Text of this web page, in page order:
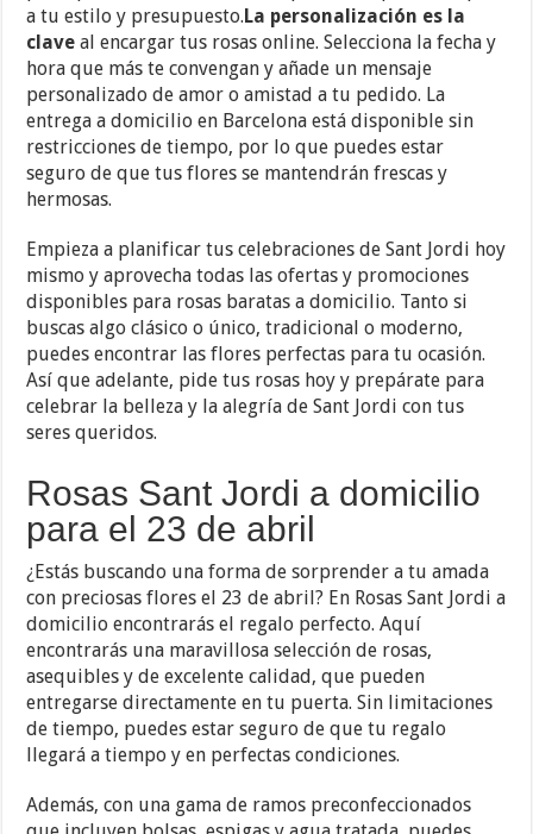
a tu estilo y presupuesto. La personalización es la
clave al encargar tus rosas online. Selecciona la fecha y
hora que más te convengan y añade un mensaje
personalizado de amor o amistad a tu pedido. La
entrega a domicilio en Barcelona está disponible sin
restricciones de tiempo, por lo que puedes estar
seguro de que tus flores se mantendrán frescas y
hermosas.
Empieza a planificar tus celebraciones de Sant Jordi hoy
mismo y aprovecha todas las ofertas y promociones
disponibles para rosas baratas a domicilio. Tanto si
buscas algo clásico o único, tradicional o moderno,
puedes encontrar las flores perfectas para tu ocasión.
Así que adelante, pide tus rosas hoy y prepárate para
celebrar la belleza y la alegría de Sant Jordi con tus
seres queridos.
Rosas Sant Jordi a domicilio
para el 23 de abril
¿Estás buscando una forma de sorprender a tu amada
con preciosas flores el 23 de abril? En Rosas Sant Jordi a
domicilio encontrarás el regalo perfecto. Aquí
encontrarás una maravillosa selección de rosas,
asequibles y de excelente calidad, que pueden
entregarse directamente en tu puerta. Sin limitaciones
de tiempo, puedes estar seguro de que tu regalo
llegará a tiempo y en perfectas condiciones.
Además, con una gama de ramos preconfeccionados